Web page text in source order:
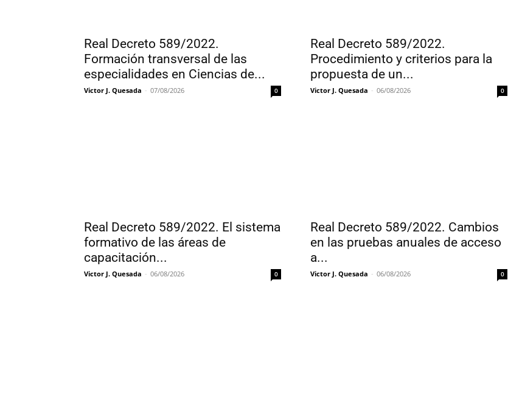
Real Decreto 589/2022.
Formación transversal de las
especialidades en Ciencias de...
Victor J. Quesada - 07/08/2026 0
Real Decreto 589/2022.
Procedimiento y criterios para la
propuesta de un...
Victor J. Quesada - 06/08/2026 0
Real Decreto 589/2022. El sistema
formativo de las áreas de
capacitación...
Victor J. Quesada - 06/08/2026 0
Real Decreto 589/2022. Cambios
en las pruebas anuales de acceso
a...
Victor J. Quesada - 06/08/2026 0